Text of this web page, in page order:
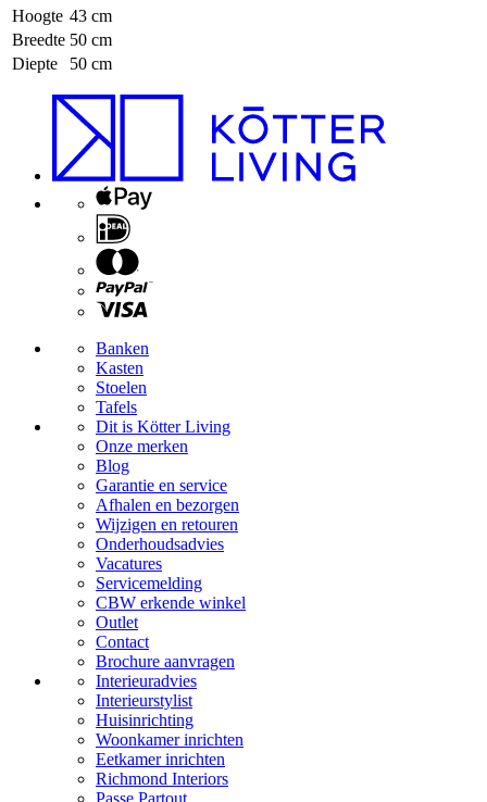
Hoogte 43 cm
Breedte 50 cm
Diepte
50 cm
Banken
Kasten
Stoelen
Tafels
Dit is Kötter Living
Onze merken
Blog
Garantie en service
Afhalen en bezorgen
Wijzigen en retouren
Onderhoudsadvies
Vacatures
Servicemelding
CBW erkende winkel
Outlet
Contact
Brochure aanvragen
Interieuradvies
Interieurstylist
Huisinrichting
Woonkamer inrichten
Eetkamer inrichten
Richmond Interiors
Passe Partout